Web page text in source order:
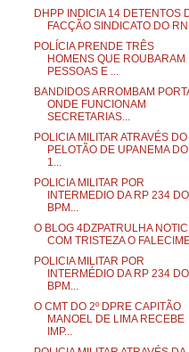
DHPP INDICIA 14 DETENTOS
FACÇÃO SINDICATO DO
POLÍCIA PRENDE TRÊS
HOMENS QUE ROUBARAM
PESSOAS E ...
BANDIDOS ARROMBAM
ONDE FUNCIONAM
SECRETARIAS...
POLICIA MILITAR ATRAVÉS DO
PELOTÃO DE UPANEMA DO
1...
POLICIA MILITAR POR
INTERMEDIO DA RP 234
BPM...
O BLOG 4DZPATRULHA
COM TRISTEZA O
POLICIA MILITAR POR
INTERMÉDIO DA RP 234
BPM...
O CMT DO 2º DPRE CAPITÃO
MANOEL DE LIMA RECEBE
IMP...